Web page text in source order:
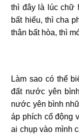
thì đây là lúc chữ
bất hiếu, thì cha
thân bất hòa, thì
Làm sao có thể
đất nước yên
nước yên bình
áp phích cổ động
ai chụp vào mình